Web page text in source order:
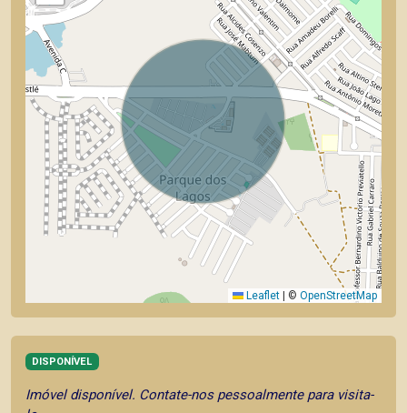
Leaflet © OpenStreetMap
DISPONÍVEL
Imóvel disponível. Contate-nos pessoalmente para visita-